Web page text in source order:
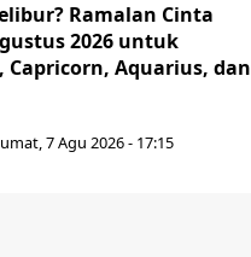
Ramalan Cinta
2026 untuk
Capricorn, Aquarius, dan
7 Agu 2026 - 17:15